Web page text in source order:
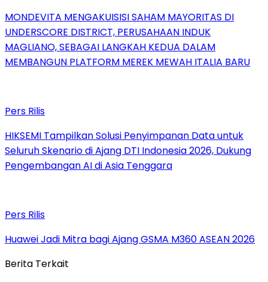
MONDEVITA MENGAKUISISI SAHAM MAYORITAS DI
UNDERSCORE DISTRICT, PERUSAHAAN INDUK
MAGLIANO, SEBAGAI LANGKAH KEDUA DALAM
MEMBANGUN PLATFORM MEREK MEWAH ITALIA BARU
Pers Rilis
HIKSEMI Tampilkan Solusi Penyimpanan Data untuk
Seluruh Skenario di Ajang DTI Indonesia 2026, Dukung
Pengembangan AI di Asia Tenggara
Pers Rilis
Huawei Jadi Mitra bagi Ajang GSMA M360 ASEAN 2026
Berita Terkait